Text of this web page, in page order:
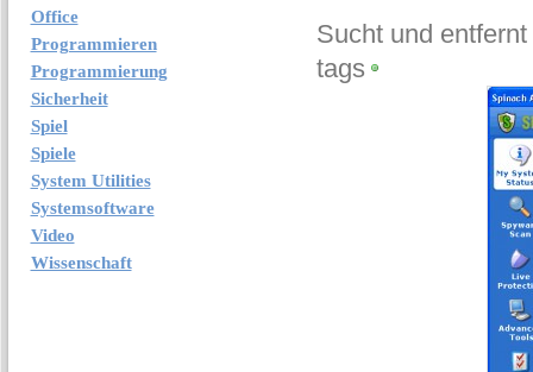
Office
Programmieren
Programmierung
Sicherheit
Spiel
Spiele
System Utilities
Systemsoftware
Video
Wissenschaft
Sucht und
tags